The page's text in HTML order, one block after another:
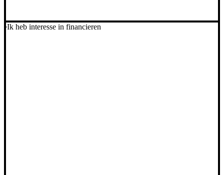
Ik heb interesse in financieren